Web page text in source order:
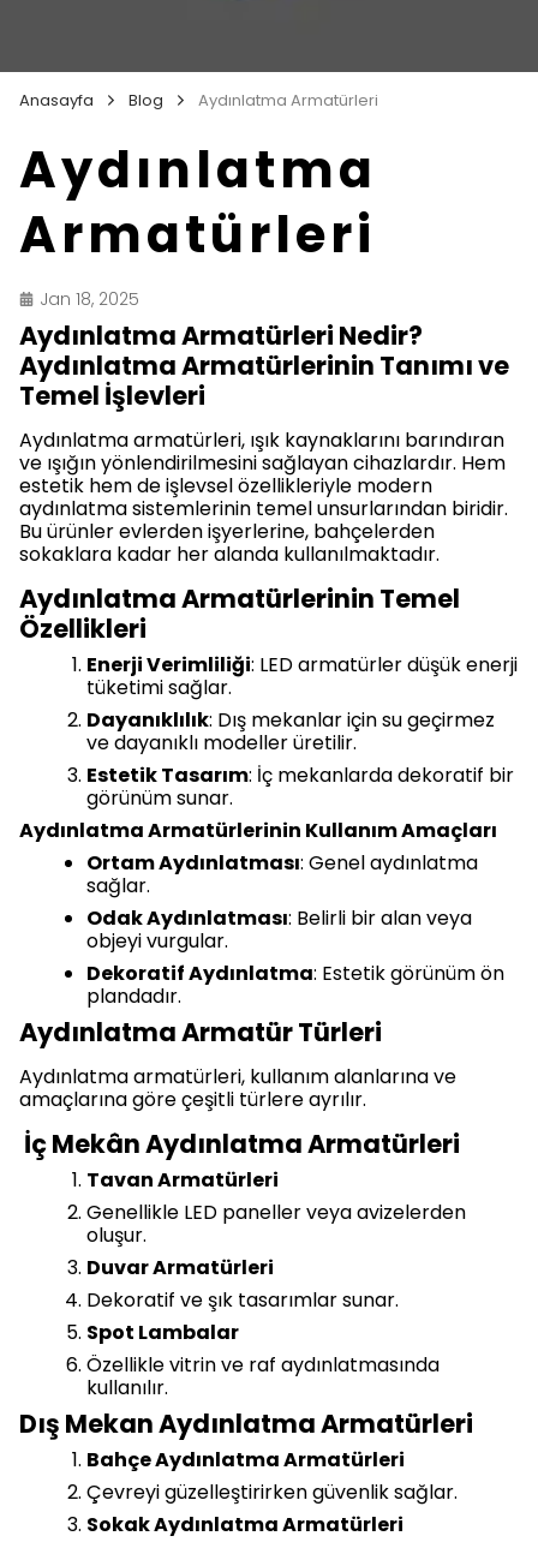
Anasayfa Blog Aydınlatma Armatürleri
Aydınlatma
Armatürleri
Jan 18, 2025
Aydınlatma Armatürleri Nedir?
Aydınlatma Armatürlerinin Tanımı ve
Temel İşlevleri
Aydınlatma armatürleri, ışık kaynaklarını barındıran
ve ışığın yönlendirilmesini sağlayan cihazlardır. Hem
estetik hem de işlevsel özellikleriyle modern
aydınlatma sistemlerinin temel unsurlarından biridir.
Bu ürünler evlerden işyerlerine, bahçelerden
sokaklara kadar her alanda kullanılmaktadır.
Aydınlatma Armatürlerinin Temel
Özellikleri
Enerji Verimliliği: LED armatürler düşük enerji
tüketimi sağlar.
Dayanıklılık: Dış mekanlar için su geçirmez
ve dayanıklı modeller üretilir.
Estetik Tasarım: İç mekanlarda dekoratif bir
görünüm sunar.
Aydınlatma Armatürlerinin Kullanım Amaçları
Ortam Aydınlatması: Genel aydınlatma
sağlar.
Odak Aydınlatması: Belirli bir alan veya
objeyi vurgular.
Dekoratif Aydınlatma: Estetik görünüm ön
plandadır.
Aydınlatma Armatür Türleri
Aydınlatma armatürleri, kullanım alanlarına ve
amaçlarına göre çeşitli türlere ayrılır.
İç Mekân Aydınlatma Armatürleri
Tavan Armatürleri
Genellikle LED paneller veya avizelerden
oluşur.
Duvar Armatürleri
Dekoratif ve şık tasarımlar sunar.
Spot Lambalar
Özellikle vitrin ve raf aydınlatmasında
kullanılır.
Dış Mekan Aydınlatma Armatürleri
Bahçe Aydınlatma Armatürleri
Çevreyi güzelleştirirken güvenlik sağlar.
Sokak Aydınlatma Armatürleri